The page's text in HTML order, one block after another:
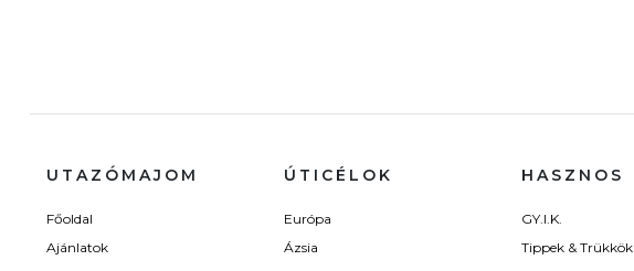
UTAZÓMAJOM
Főoldal
Ajánlatok
ÚTICÉLOK
Európa
Ázsia
HASZNOS
GY.I.K.
Tippek & Trükkök